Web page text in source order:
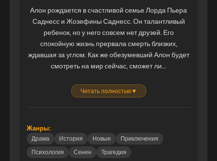
Алон рождается в счастливой семье Лорда Пьера
Саднесс и Жозефины Саднесс. Он талантливый
ребенок, но у него совсем нет друзей. Его
спокойную жизнь прервала смерть близких,
ждавшая за углом. Как же обезумевший Алон будет
смотреть на мир сейчас, сможет ли...
Читать полностью▼
Жанры:
Драма История Новые
Приключения
Психология
Сенен Трагедия